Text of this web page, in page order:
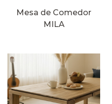
Mesa de Comedor
MILA